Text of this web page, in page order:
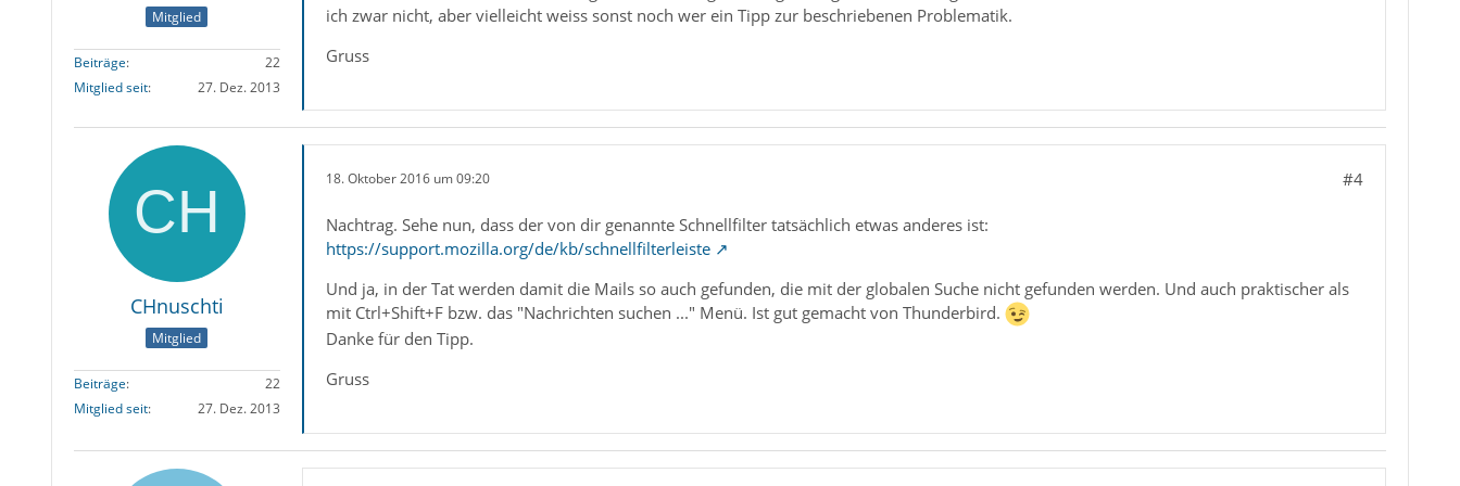
Mitglied
Beiträge
22
Mitglied seit
27. Dez. 2013
ich zwar nicht, aber vielleicht weiss sonst noch wer ein Tipp zur beschriebenen Problematik.
Gruss
CHnuschti
Mitglied
Beiträge
22
Mitglied seit
27. Dez. 2013
18. Oktober 2016 um 09:20 #4
Nachtrag. Sehe nun, dass der von dir genannte Schnellfilter tatsächlich etwas anderes ist:
https://support.mozilla.org/de/kb/schnellfilterleiste
Und ja, in der Tat werden damit die Mails so auch gefunden, die mit der globalen Suche nicht gefunden werden. Und auch praktischer als
mit Ctrl+Shift+F bzw. das "Nachrichten suchen ..." Menü. Ist gut gemacht von Thunderbird.
Danke für den Tipp.
Gruss